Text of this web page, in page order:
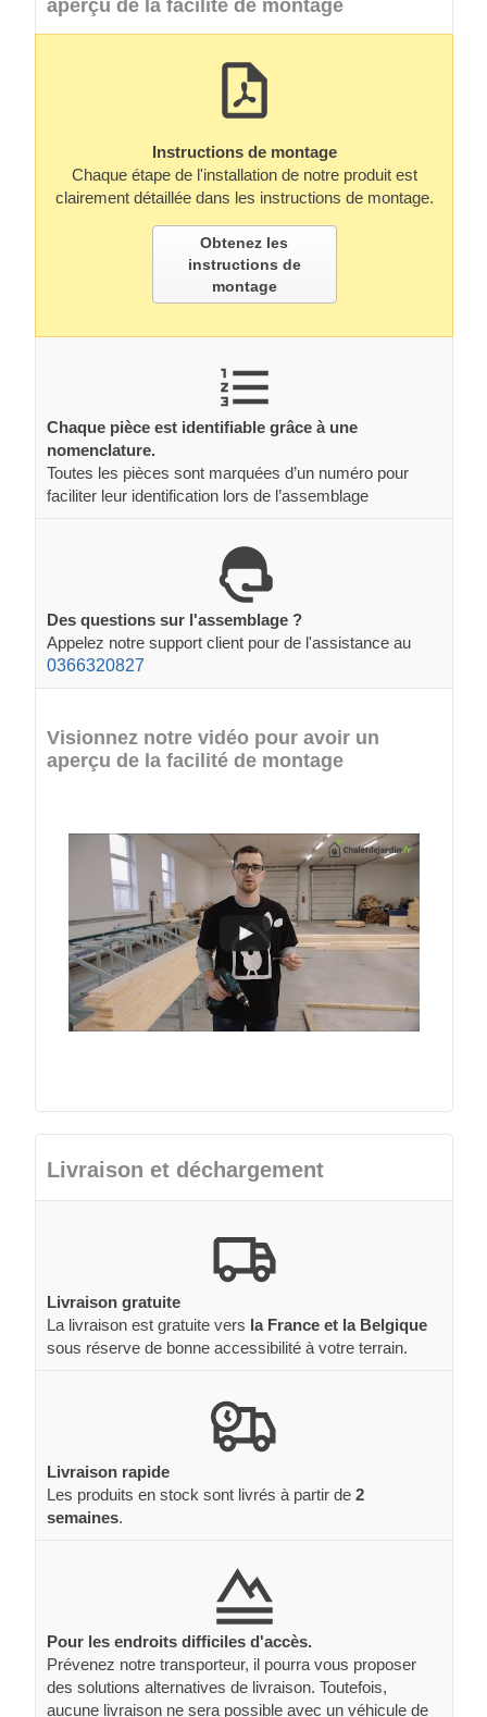
aperçu de la facilité de montage
Instructions de montage
Chaque étape de l'installation de notre produit est
clairement détaillée dans les instructions de montage.
Obtenez les
instructions de
montage
Chaque pièce est identifiable grâce à une
nomenclature.
Toutes les pièces sont marquées d’un numéro pour
faciliter leur identification lors de l’assemblage
Des questions sur l'assemblage ?
Appelez notre support client pour de l'assistance au
0366320827
Visionnez notre vidéo pour avoir un
aperçu de la facilité de montage
Livraison et déchargement
Livraison gratuite
La livraison est gratuite vers la France et la Belgique
sous réserve de bonne accessibilité à votre terrain.
Livraison rapide
Les produits en stock sont livrés à partir de 2
semaines.
Pour les endroits difficiles d'accès.
Prévenez notre transporteur, il pourra vous proposer
des solutions alternatives de livraison. Toutefois,
aucune livraison ne sera possible avec un véhicule de